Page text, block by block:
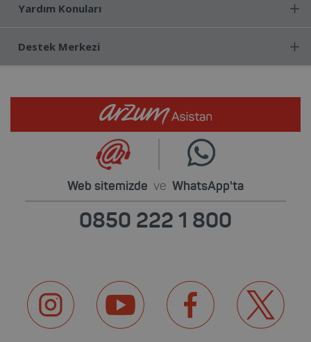
Yardım Konuları
Destek Merkezi
Web sitemizde ve WhatsApp'ta
0850 222 1 800